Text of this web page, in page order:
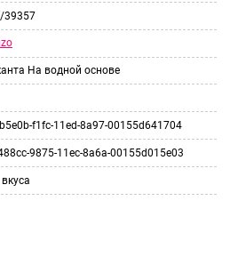
39357
На водной основе
f1fc-11ed-8a97-00155d641704
9875-11ec-8a6a-00155d015e03